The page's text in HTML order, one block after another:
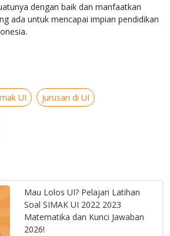
dengan baik dan manfaatkan
ada untuk mencapai impian pendidikan
UI jurusan di UI
Mau Lolos UI? Pelajari Latihan
Soal SIMAK UI 2022 2023
Matematika dan Kunci Jawaban
2026!